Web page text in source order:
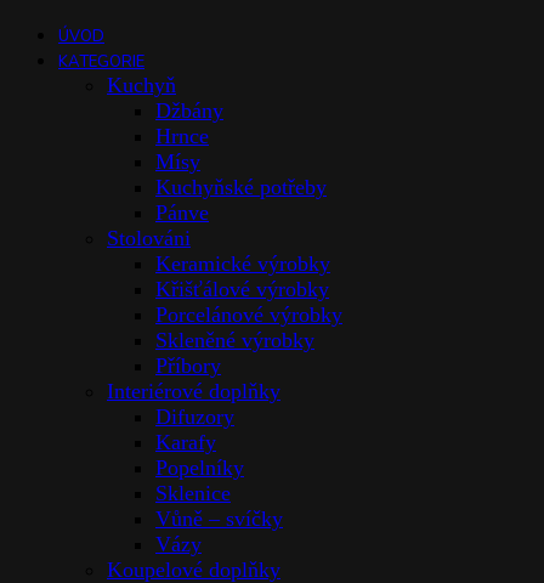
ÚVOD
KATEGORIE
Kuchyň
Džbány
Hrnce
Mísy
Kuchyňské potřeby
Pánve
Stolováni
Keramické výrobky
Křišťálové výrobky
Porcelánové výrobky
Skleněné výrobky
Příbory
Interiérové doplňky
Difuzory
Karafy
Popelníky
Sklenice
Vůně – svíčky
Vázy
Koupelové doplňky